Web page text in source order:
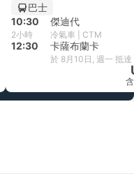
巴士
10:30
傑迪代
2小時 冷氣車 | CTM
12:30 卡薩布蘭卡
於 8月10日, 週一 抵達